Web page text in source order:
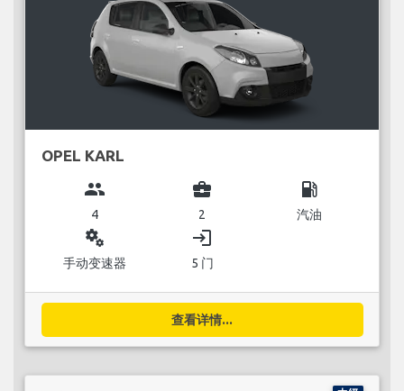
OPEL KARL
group
4
business_center
2
local_gas_station
汽油
miscellaneous_services
手动变速器
login
5 门
查看详情...